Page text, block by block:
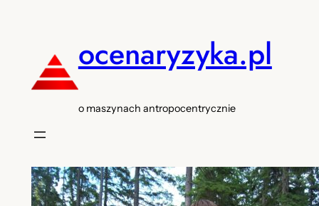
ocenaryzyka.pl
o maszynach antropocentrycznie